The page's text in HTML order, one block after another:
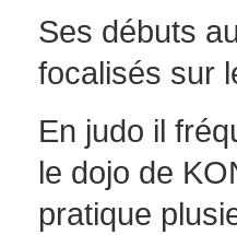
Ses débuts
focalisés sur
En judo il
le dojo de
pratique